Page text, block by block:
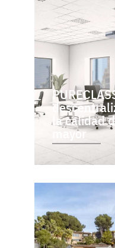
la calidad
mayor